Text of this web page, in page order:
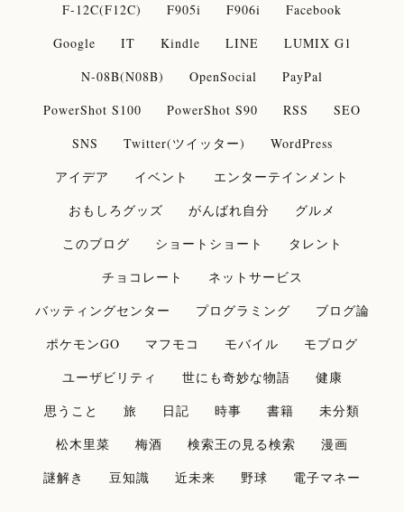
F-12C(F12C)
F905i F906i
Facebook
Google
IT Kindle LINE
LUMIX G1
N-08B(N08B)
OpenSocial
PayPal
PowerShot S100
PowerShot S90 RSS
SEO
SNS
Twitter(ツイッター)
WordPress
アイデア
イベント
エンターテインメント
おもしろグッズ
がんばれ自分
グルメ
このブログ
ショートショート
タレント
チョコレート
ネットサービス
バッティングセンター
プログラミング
ブログ論
ポケモンGO
マフモコ モバイル
モブログ
ユーザビリティ
世にも奇妙な物語
健康
思うこと
旅 日記 時事 書籍
未分類
松木里菜
梅酒 検索王の見る検索
漫画
謎解き
豆知識 近未来 野球 電子マネー